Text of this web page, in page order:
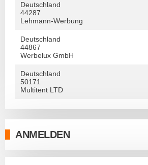
Deutschland
44287
Lehmann-Werbung
Deutschland
44867
Werbelux GmbH
Deutschland
50171
Multitent LTD
ANMELDEN